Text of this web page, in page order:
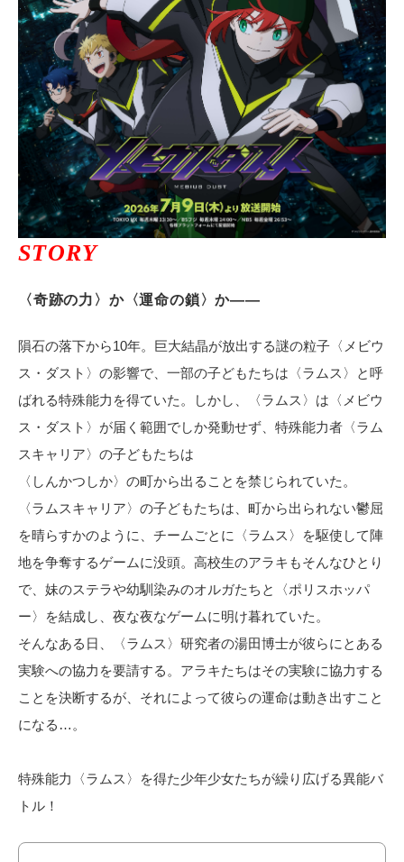
STORY
〈奇跡の力〉か〈運命の鎖〉か――
隕石の落下から10年。巨大結晶が放出する謎の粒子〈メビウ
ス・ダスト〉の影響で、一部の子どもたちは〈ラムス〉と呼
ばれる特殊能力を得ていた。しかし、〈ラムス〉は〈メビウ
ス・ダスト〉が届く範囲でしか発動せず、特殊能力者〈ラム
スキャリア〉の子どもたちは
〈しんかつしか〉の町から出ることを禁じられていた。
〈ラムスキャリア〉の子どもたちは、町から出られない鬱屈
を晴らすかのように、チームごとに〈ラムス〉を駆使して陣
地を争奪するゲームに没頭。高校生のアラキもそんなひとり
で、妹のステラや幼馴染みのオルガたちと〈ポリスホッパ
ー〉を結成し、夜な夜なゲームに明け暮れていた。
そんなある日、〈ラムス〉研究者の湯田博士が彼らにとある
実験への協力を要請する。アラキたちはその実験に協力する
ことを決断するが、それによって彼らの運命は動き出すこと
になる…。
特殊能力〈ラムス〉を得た少年少女たちが繰り広げる異能バ
トル！
JP/EN
サイトマップ
ご利用規約